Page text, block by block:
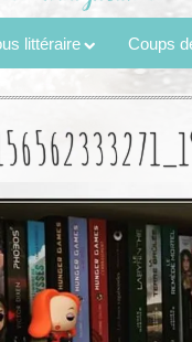
littéraire Coups